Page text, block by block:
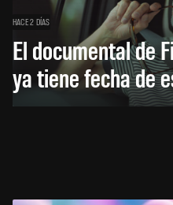
HACE 2 DÍAS
El documental de
ya tiene fecha de